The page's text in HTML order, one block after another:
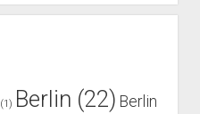
(1) Berlin (22) Berlin